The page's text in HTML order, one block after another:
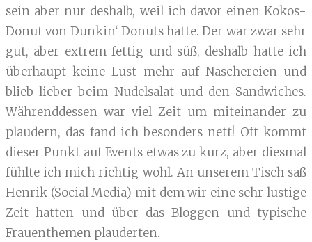
sein aber nur deshalb, weil ich davor einen Kokos-
Donut von Dunkin‘ Donuts hatte. Der war zwar sehr
gut, aber extrem fettig und süß, deshalb hatte ich
überhaupt keine Lust mehr auf Naschereien und
blieb lieber beim Nudelsalat und den Sandwiches.
Währenddessen war viel Zeit um miteinander zu
plaudern, das fand ich besonders nett! Oft kommt
dieser Punkt auf Events etwas zu kurz, aber diesmal
fühlte ich mich richtig wohl. An unserem Tisch saß
Henrik (Social Media) mit dem wir eine sehr lustige
Zeit hatten und über das Bloggen und typische
Frauenthemen plauderten.